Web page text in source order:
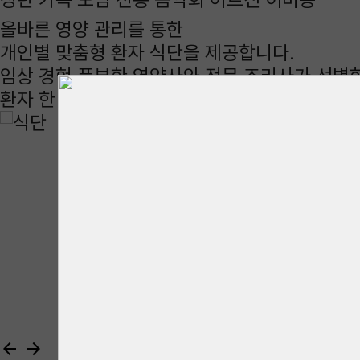
올바른 영양 관리를 통한
개인별 맞춤형 환자 식단을 제공합니다.
임상 경험 풍부한 영양사와 전문 조리사가 선별
환자 한 분 한 분의 상태와 필요에 맞춘 맞춤형
arrow_back arrow_forward